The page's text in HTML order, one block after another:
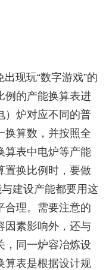
现玩“数字游戏”的
例的产能换算表进
）炉对应不同的普
换算数，并按照全
算表中电炉等产能
置换比例时，要做
建设产能都要用这
合理。需要注意的
因素影响外，还与
，同一炉容冶炼设
算表是根据设计规